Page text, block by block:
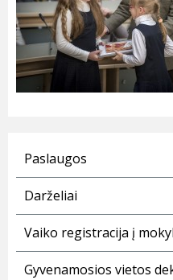
Paslaugos
Darželiai
Vaiko registracija į
Gyvenamosios vietos